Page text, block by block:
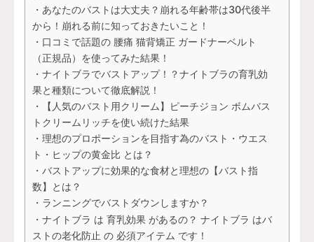
・あなたのバストは大丈夫？崩れる年齢帯は30代後半
から！崩れる前に知っておきたいこと！
・口コミで話題の 腰痛 猫背矯正 ガードナーベルト
（正規品）を使ってみた結果！
・ナイトブラでバストアップ！？ナイトブラの育乳効
果と種類について徹底解説！
・【人気のバスト用クリーム】ピーチジョン ボムバス
トクリームリッチを使い続けた結果
・理想のプロポーションを目指す為のバスト・ウエス
ト・ヒップの黄金比 とは？
・バストアップに効果的な食材と理想の【バスト指
数】とは？
・ランニングでバストダウンしますか？
・ナイトブラ は 育乳効果 があるの？ ナイトブラ はバ
ストの老化防止 の 必須アイテム です！